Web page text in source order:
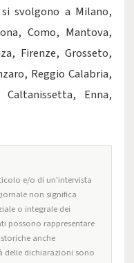
svolgono a Milano,
Como, Mantova,
Firenze, Grosseto,
Reggio Calabria,
Enna,
e/o di un'intervista
non significa
o integrale dei
possono rappresentare
anche
delle dichiarazioni sono